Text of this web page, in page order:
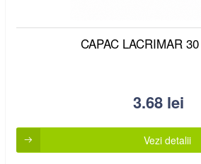
CAPAC LACRIMAR
3.68 lei
Vezi detalii